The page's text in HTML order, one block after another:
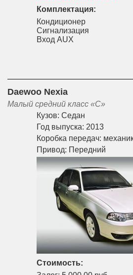
Комплектация:
Кондиционер
Сигнализация
Вход AUX
Daewoo Nexia
Малый средний класс «С»
Кузов: Седан
Год выпуска: 2013
Коробка передач:
Привод: Передний
Стоимость: